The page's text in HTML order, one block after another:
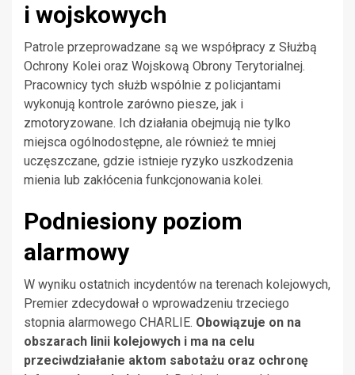
i wojskowych
Patrole przeprowadzane są we współpracy z Służbą
Ochrony Kolei oraz Wojskową Obrony Terytorialnej.
Pracownicy tych służb wspólnie z policjantami
wykonują kontrole zarówno piesze, jak i
zmotoryzowane. Ich działania obejmują nie tylko
miejsca ogólnodostępne, ale również te mniej
uczęszczane, gdzie istnieje ryzyko uszkodzenia
mienia lub zakłócenia funkcjonowania kolei.
Podniesiony poziom
alarmowy
W wyniku ostatnich incydentów na terenach kolejowych,
Premier zdecydował o wprowadzeniu trzeciego
stopnia alarmowego CHARLIE. Obowiązuje on na
obszarach linii kolejowych i ma na celu
przeciwdziałanie aktom sabotażu oraz ochronę